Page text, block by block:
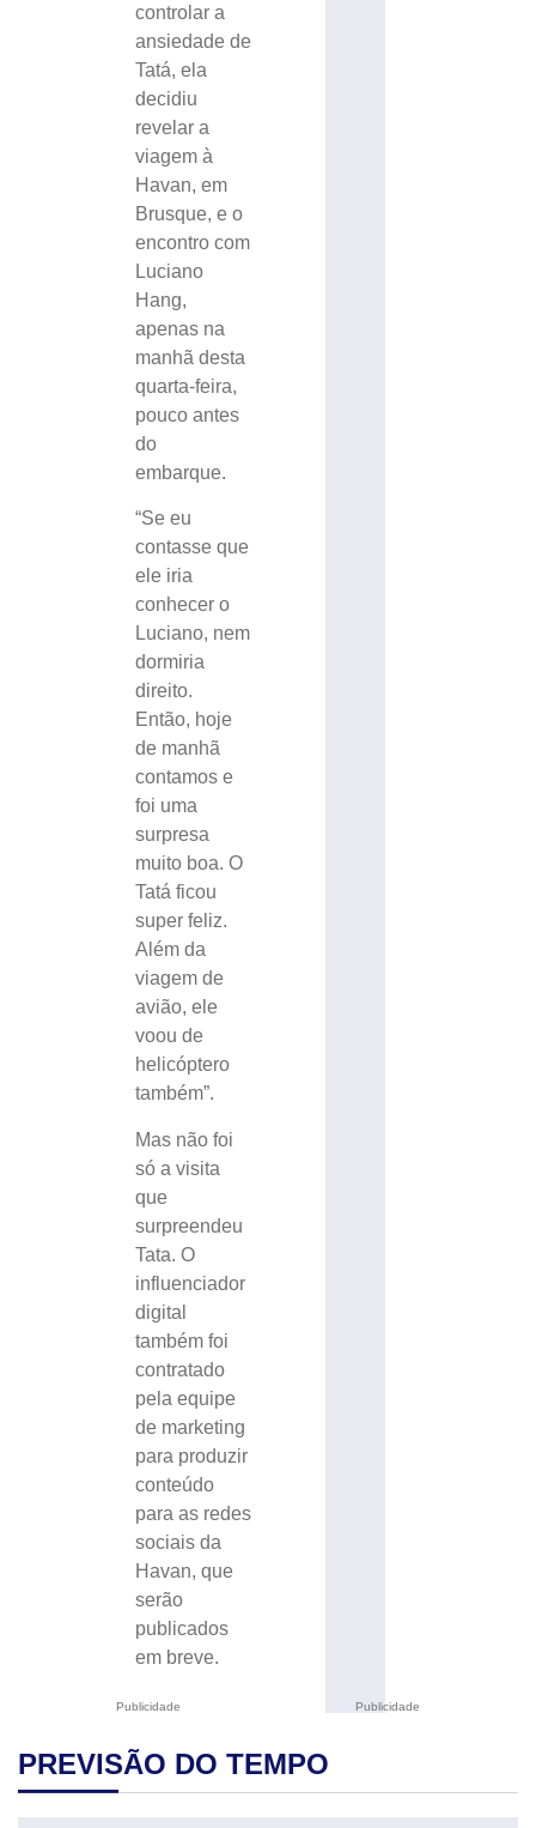
Publicidade
controlar a
ansiedade de
Tatá, ela
decidiu
revelar a
viagem à
Havan, em
Brusque, e o
encontro com
Luciano
Hang,
apenas na
manhã desta
quarta-feira,
pouco antes
do
embarque.
“Se eu
contasse que
ele iria
conhecer o
Luciano, nem
dormiria
direito.
Então, hoje
de manhã
contamos e
foi uma
surpresa
muito boa. O
Tatá ficou
super feliz.
Além da
viagem de
avião, ele
voou de
helicóptero
também”.
Mas não foi
só a visita
que
surpreendeu
Tata. O
influenciador
digital
também foi
contratado
pela equipe
de marketing
para produzir
conteúdo
para as redes
sociais da
Havan, que
serão
publicados
em breve.
Publicidade
PREVISÃO DO TEMPO